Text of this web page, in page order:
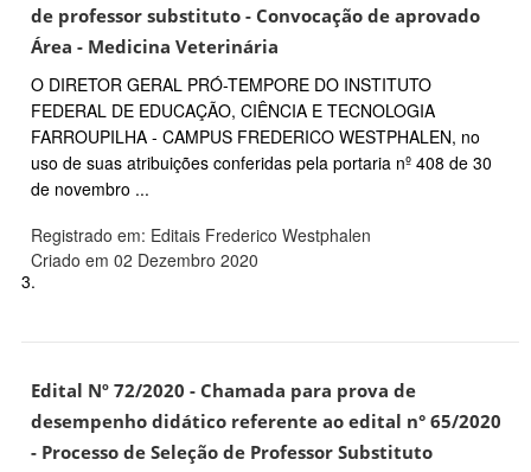
de professor substituto - Convocação de aprovado
Área - Medicina Veterinária
O DIRETOR GERAL PRÓ-TEMPORE DO INSTITUTO
FEDERAL DE EDUCAÇÃO, CIÊNCIA E TECNOLOGIA
FARROUPILHA - CAMPUS FREDERICO WESTPHALEN, no
uso de suas atribuições conferidas pela portaria nº 408 de 30
de novembro ...
Registrado em: Editais Frederico Westphalen
Criado em 02 Dezembro 2020
3.
Edital Nº 72/2020 - Chamada para prova de
desempenho didático referente ao edital n° 65/2020
- Processo de Seleção de Professor Substituto